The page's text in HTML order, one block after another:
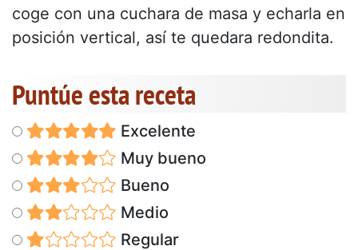
coge con una cuchara de masa y echarla en
posición vertical, así te quedara redondita.
Puntúe esta receta
Excelente
Muy bueno
Bueno
Medio
Regular